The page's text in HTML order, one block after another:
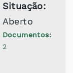
Situação:
Aberto
Documentos:
2